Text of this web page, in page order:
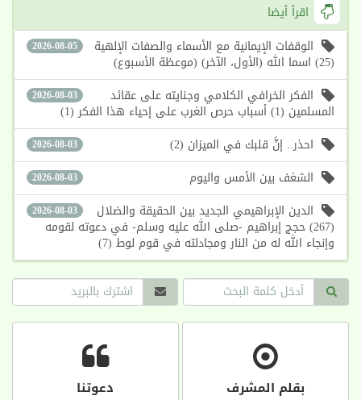
اقرأ أيضا
2026-08-05 الوقفات الإيمانية مع الأسماء والصفات الإلهية
(25) اسما الله (الأول، الآخر) (موعظة الأسبوع)
2026-08-03 الفكر الخرافي الكلامي وجنايته على عقائد
المسلمين (1) أسباب حرص الغرب على إحياء هذا الفكر (1)
2026-08-03 احذر.. إنَّ قلبك في الميزان (2)
2026-08-03 الشغف بين الأمس واليوم
2026-08-03 الدين الإبراهيمي الجديد بين الحقيقة والضلال
(267) حجج إبراهيم -صلى الله عليه وسلم- في دعوته لقومه
وإنجاء الله له من النار ومجادلته في قوم لوط (7)
بقلم المشرف دعوتنا